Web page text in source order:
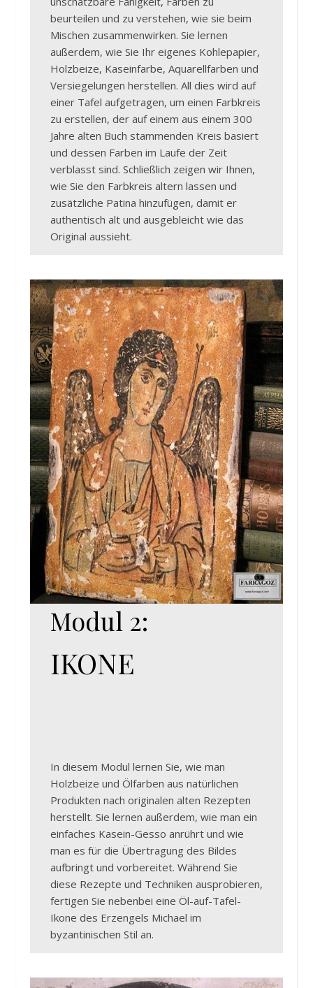
beurteilen und zu verstehen, wie sie beim
Mischen zusammenwirken. Sie lernen
außerdem, wie Sie Ihr eigenes Kohlepapier,
Holzbeize, Kaseinfarbe, Aquarellfarben und
Versiegelungen herstellen. All dies wird auf
einer Tafel aufgetragen, um einen Farbkreis
zu erstellen, der auf einem aus einem 300
Jahre alten Buch stammenden Kreis basiert
und dessen Farben im Laufe der Zeit
verblasst sind. Schließlich zeigen wir Ihnen,
wie Sie den Farbkreis altern lassen und
zusätzliche Patina hinzufügen, damit er
authentisch alt und ausgebleicht wie das
Original aussieht.
Modul 2:
IKONE
In diesem Modul lernen Sie, wie man
Holzbeize und Ölfarben aus natürlichen
Produkten nach originalen alten Rezepten
herstellt. Sie lernen außerdem, wie man ein
einfaches Kasein-Gesso anrührt und wie
man es für die Übertragung des Bildes
aufbringt und vorbereitet. Während Sie
diese Rezepte und Techniken ausprobieren,
fertigen Sie nebenbei eine Öl-auf-Tafel-
Ikone des Erzengels Michael im
byzantinischen Stil an.